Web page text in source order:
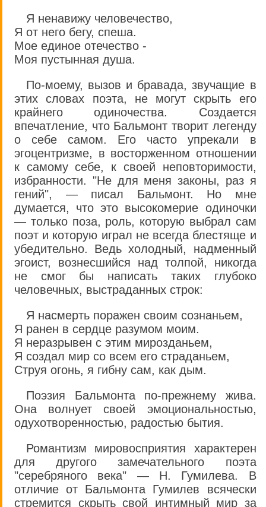
Я ненавижу человечество,
Я от него бегу, спеша.
Мое единое отечество -
Моя пустынная душа.
По-моему, вызов и бравада, звучащие в
этих словах поэта, не могут скрыть его
крайнего одиночества. Создается
впечатление, что Бальмонт творит легенду
о себе самом. Его часто упрекали в
эгоцентризме, в восторженном отношении
к самому себе, к своей неповторимости,
избранности. "Не для меня законы, раз я
гений", — писал Бальмонт. Но мне
думается, что это высокомерие одиночки
— только поза, роль, которую выбрал сам
поэт и которую играл не всегда блестяще и
убедительно. Ведь холодный, надменный
эгоист, вознесшийся над толпой, никогда
не смог бы написать таких глубоко
человечных, выстраданных строк:
Я насмерть поражен своим сознаньем,
Я ранен в сердце разумом моим.
Я неразрывен с этим мирозданьем,
Я создал мир со всем его страданьем,
Струя огонь, я гибну сам, как дым.
Поэзия Бальмонта по-прежнему жива.
Она волнует своей эмоциональностью,
одухотворенностью, радостью бытия.
Романтизм мировосприятия характерен
для другого замечательного поэта
"серебряного века" — Н. Гумилева. В
отличие от Бальмонта Гумилев всячески
стремится скрыть свой интимный мир за